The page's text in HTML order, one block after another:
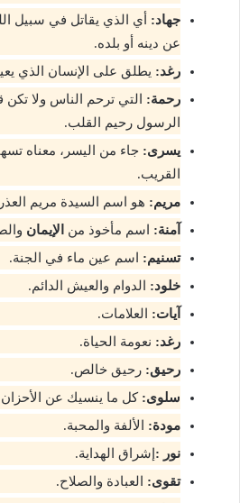
جهاد: أي الذي يقاتل في سبيل
عن دينه أو بلده.
رغد: يطلق على الإنسان الذي
رحمة: التي ترحم الناس ولا
الرسول رحيم القلب.
يسرى: جاء من اليسر، معناه
القريب.
مريم: هو اسم السيدة مريم
آمنة: اسم مأخوذ من الإيمان
تسنيم: اسم عين ماء في الجنة.
خلود: الدوام والعيش الدائم.
آيات: العلامات.
رغد: نعومة الحياة.
رحيق: رحيق خالص.
سلوى: كل ما ينسيك عن
مودة: الألفة والمحبة.
نور :إشراق الهداية.
تقوى: العبادة والصلاح.